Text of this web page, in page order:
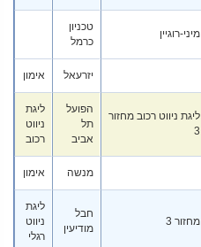
מיני-רוגיין
טכניון
כרמל
יזרעאל אימון
ליגת ניווט רכוב מחזור
3
הפועל
תל
אביב
ליגת
ניווט
רכוב
מנשה אימון
מחזור 3
חבל
מודיעין
ליגת
ניווט
רגלי